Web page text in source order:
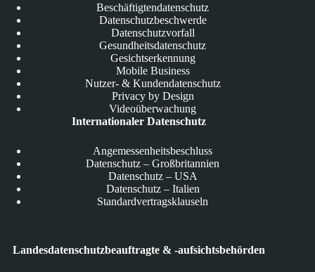
Beschäftigtendatenschutz
Datenschutzbeschwerde
Datenschutzvorfall
Gesundheitsdatenschutz
Gesichtserkennung
Mobile Business
Nutzer- & Kundendatenschutz
Privacy by Design
Videoüberwachung
Internationaler Datenschutz
Angemessenheitsbeschluss
Datenschutz – Großbritannien
Datenschutz – USA
Datenschutz – Italien
Standardvertragsklauseln
Landesdatenschutzbeauftragte & -aufsichtsbehörden